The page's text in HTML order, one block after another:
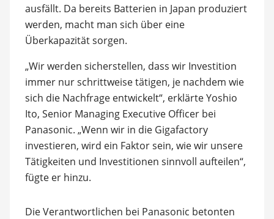
ausfällt. Da bereits Batterien in Japan produziert
werden, macht man sich über eine
Überkapazität sorgen.
„Wir werden sicherstellen, dass wir Investition
immer nur schrittweise tätigen, je nachdem wie
sich die Nachfrage entwickelt“, erklärte Yoshio
Ito, Senior Managing Executive Officer bei
Panasonic. „Wenn wir in die Gigafactory
investieren, wird ein Faktor sein, wie wir unsere
Tätigkeiten und Investitionen sinnvoll aufteilen“,
fügte er hinzu.
Die Verantwortlichen bei Panasonic betonten